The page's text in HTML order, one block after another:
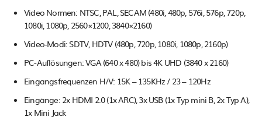
Video Normen: NTSC, PAL, SECAM (480i, 480p, 576i, 576p, 720p,
1080i, 1080p, 2560×1200, 3840×2160)
Video-Modi: SDTV, HDTV (480p, 720p, 1080i, 1080p, 2160p)
PC-Auflösungen: VGA (640 x 480) bis 4K UHD (3840 x 2160)
Eingangsfrequenzen H/V: 15K – 135KHz / 23 – 120Hz
Eingänge: 2x HDMI 2.0 (1x ARC), 3x USB (1x Typ mini B, 2x Typ A),
1x Mini Jack